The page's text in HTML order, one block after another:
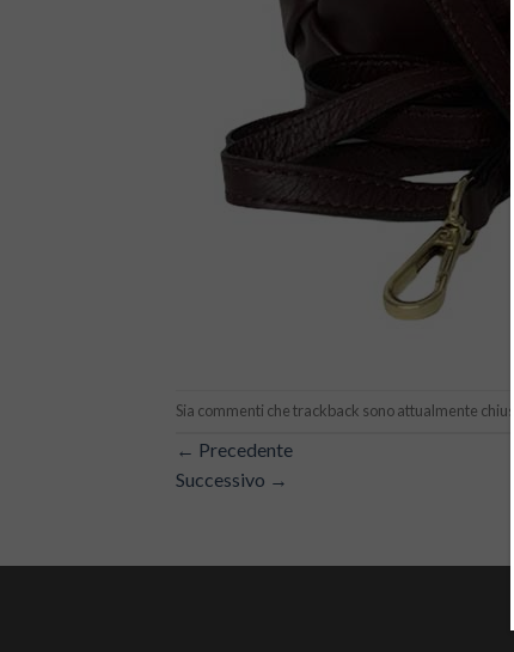
Sia commenti che trackback sono attualmente chiusi.
← Precedente
Successivo →